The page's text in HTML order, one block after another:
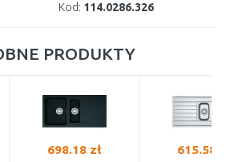
Kod: 114.0286.326
PRODUKTY
698.18 zł 615.58